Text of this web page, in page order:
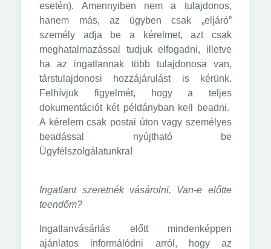
esetén). Amennyiben nem a tulajdonos,
hanem más, az ügyben csak „eljáró”
személy adja be a kérelmet, azt csak
meghatalmazással tudjuk elfogadni, illetve
ha az ingatlannak több tulajdonosa van,
társtulajdonosi hozzájárulást is kérünk.
Felhívjuk figyelmét, hogy a teljes
dokumentációt két példányban kell beadni.
A kérelem csak postai úton vagy személyes
beadással nyújtható be
Ügyfélszolgálatunkra!
Ingatlant szeretnék vásárolni. Van-e előtte
teendőm?
Ingatlanvásárlás előtt mindenképpen
ajánlatos informálódni arról, hogy az